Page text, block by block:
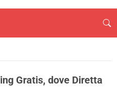
Gratis, dove Diretta